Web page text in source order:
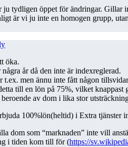
tydligen öppet för ändringar.
är vi ju inte en homogen grupp,
öka.
år då den inte är indexreglerad.
men ännu inte fått någon
till en lön på 75%, vilket
av dom i lika stor
100%lön(heltid) i Extra
dom som “marknaden” inte vill
i tiden kom till för (https://